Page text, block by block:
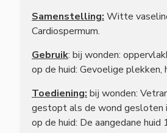
Samenstelling: Witte
Cardiospermum.
Gebruik: bij wonden:
op de huid: Gevoelige plekken,
Toediening: bij wonden:
gestopt als de wond gesloten
op de huid: De aangedane huid